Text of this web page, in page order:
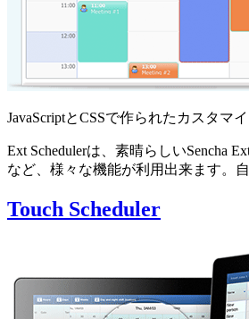
JavaScriptとCSSで作られたカスタマ
Ext Schedulerは、素晴らしいSencha
など、様々な機能が利用出来ます。
Touch Scheduler